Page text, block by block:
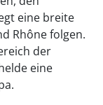
eine breite
Rhône folgen.
der
eine